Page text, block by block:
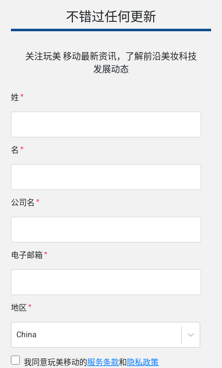
不错过任何更新
关注玩美 移动最新资讯，了解前沿美妆科技
发展动态
姓
名
公司名
电子邮箱
地区
China
我同意玩美移动的服务条款和 隐私政策